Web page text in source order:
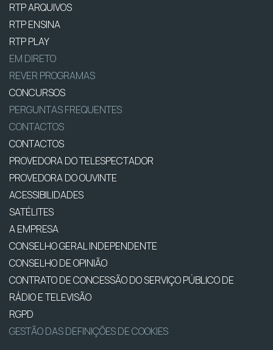
RTP ARQUIVOS
RTP ENSINA
RTP PLAY
EM DIRETO
REVER PROGRAMAS
CONCURSOS
PERGUNTAS FREQUENTES
CONTACTOS
CONTACTOS
PROVEDORA DO TELESPECTADOR
PROVEDORA DO OUVINTE
ACESSIBILIDADES
SATÉLITES
A EMPRESA
CONSELHO GERAL INDEPENDENTE
CONSELHO DE OPINIÃO
CONTRATO DE CONCESSÃO DO SERVIÇO PÚBLICO DE
RÁDIO E TELEVISÃO
RGPD
GESTÃO DAS DEFINIÇÕES DE COOKIES